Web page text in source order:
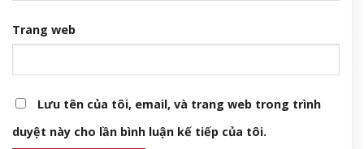
Trang web
Lưu tên của tôi, email, và trang web trong trình
duyệt này cho lần bình luận kế tiếp của tôi.